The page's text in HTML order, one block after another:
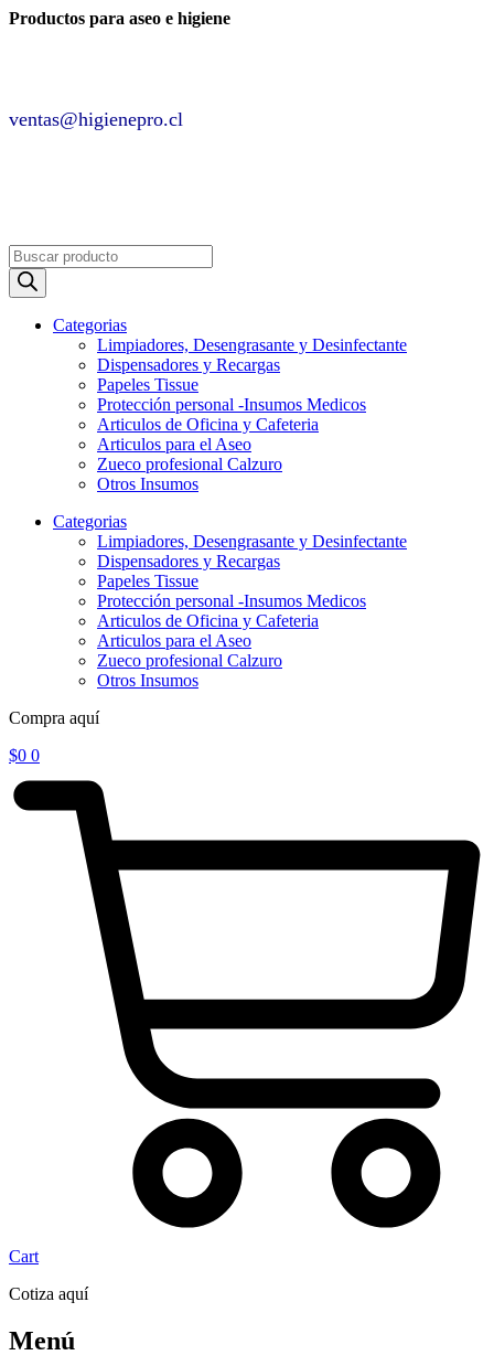
Productos para aseo e higiene
ventas@higienepro.cl
Búsqueda
de
productos
Categorias
Limpiadores, Desengrasante y Desinfectante
Dispensadores y Recargas
Papeles Tissue
Protección personal -Insumos Medicos
Articulos de Oficina y Cafeteria
Articulos para el Aseo
Zueco profesional Calzuro
Otros Insumos
Categorias
Limpiadores, Desengrasante y Desinfectante
Dispensadores y Recargas
Papeles Tissue
Protección personal -Insumos Medicos
Articulos de Oficina y Cafeteria
Articulos para el Aseo
Zueco profesional Calzuro
Otros Insumos
Compra aquí
$0 0
Cart
Cotiza aquí
Menú